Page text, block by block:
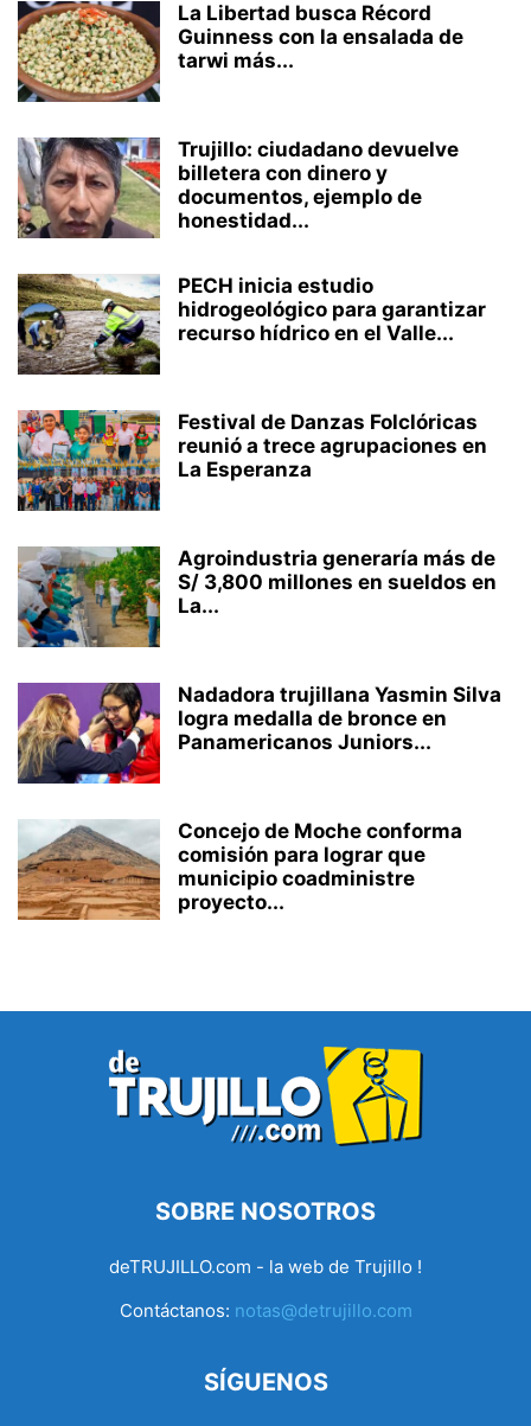
La Libertad busca Récord
Guinness con la ensalada de
tarwi más...
Trujillo: ciudadano devuelve
billetera con dinero y
documentos, ejemplo de
honestidad...
PECH inicia estudio
hidrogeológico para garantizar
recurso hídrico en el Valle...
Festival de Danzas Folclóricas
reunió a trece agrupaciones en
La Esperanza
Agroindustria generaría más de
S/ 3,800 millones en sueldos en
La...
Nadadora trujillana Yasmin Silva
logra medalla de bronce en
Panamericanos Juniors...
Concejo de Moche conforma
comisión para lograr que
municipio coadministre
proyecto...
SOBRE NOSOTROS
deTRUJILLO.com - la web de Trujillo !
Contáctanos: notas@detrujillo.com
SÍGUENOS